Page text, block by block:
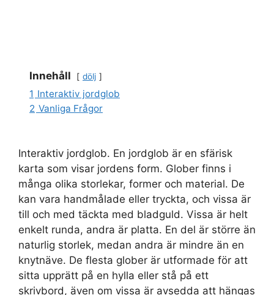
Innehåll dölj
1 Interaktiv jordglob
2 Vanliga Frågor
Interaktiv jordglob. En jordglob är en sfärisk
karta som visar jordens form. Glober finns i
många olika storlekar, former och material. De
kan vara handmålade eller tryckta, och vissa är
till och med täckta med bladguld. Vissa är helt
enkelt runda, andra är platta. En del är större än
naturlig storlek, medan andra är mindre än en
knytnäve. De flesta glober är utformade för att
sitta upprätt på en hylla eller stå på ett
skrivbord, även om vissa är avsedda att hängas